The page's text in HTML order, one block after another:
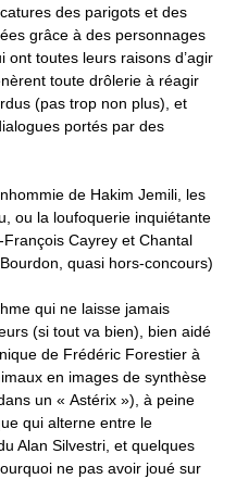
des parigots et des
grâce à des personnages
ont toutes leurs raisons d’agir
toute drôlerie à réagir
(pas trop non plus), et
portés par des
de Hakim Jemili, les
ou la loufoquerie inquiétante
Cayrey et Chantal
quasi hors-concours)
qui ne laisse jamais
(si tout va bien), bien aidé
de Frédéric Forestier à
en images de synthèse
un « Astérix »), à peine
qui alterne entre le
Alan Silvestri, et quelques
ne pas avoir joué sur